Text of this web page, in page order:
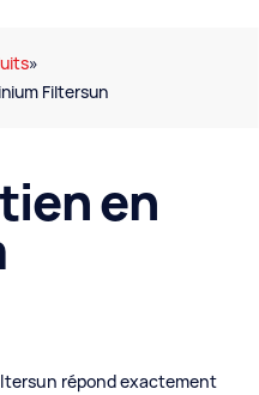
»
Filtersun
en
répond exactement